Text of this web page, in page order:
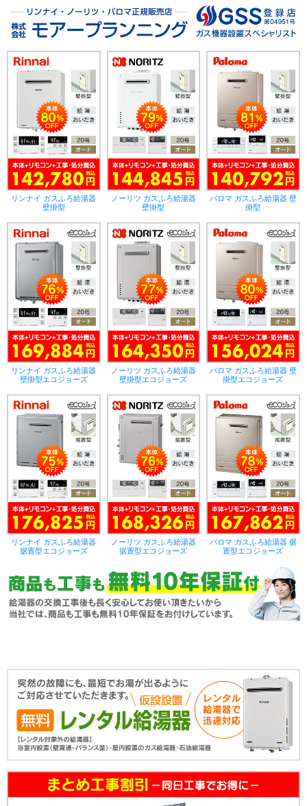
リンナイ ガスふろ給湯器
壁掛型
ノーリツ ガスふろ給湯器
壁掛型
パロマ ガスふろ給湯器 壁
掛型
リンナイ ガスふろ給湯器
壁掛型エコジョーズ
ノーリツ ガスふろ給湯器
壁掛型エコジョーズ
パロマ ガスふろ給湯器 壁
掛型エコジョーズ
リンナイ ガスふろ給湯器
据置型エコジョーズ
ノーリツ ガスふろ給湯器
据置型エコジョーズ
パロマ ガスふろ給湯器 据
置型エコジョーズ